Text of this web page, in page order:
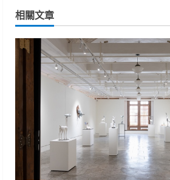
u
e
R
a
d
相關文章